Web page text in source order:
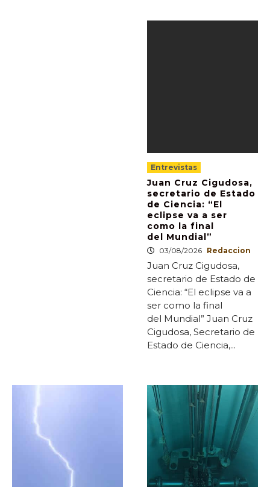
Entrevistas
Juan Cruz Cigudosa,
secretario de Estado
de Ciencia: “El
eclipse va a ser
como la final
del Mundial”
03/08/2026 Redaccion
Juan Cruz Cigudosa,
secretario de Estado de
Ciencia: “El eclipse va a
ser como la final
del Mundial” Juan Cruz
Cigudosa, Secretario de
Estado de Ciencia,...